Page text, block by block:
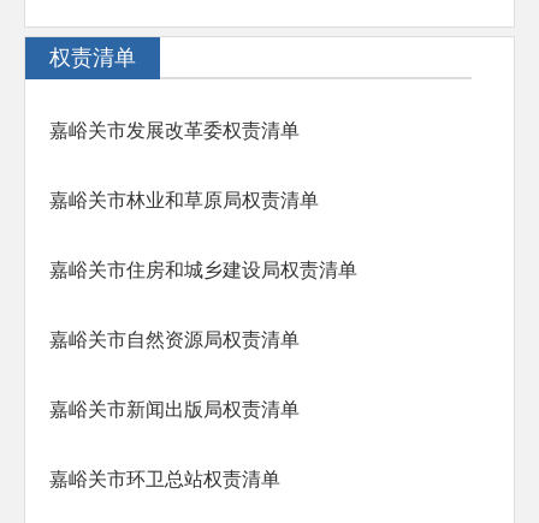
权责清单
嘉峪关市发展改革委权责清单
嘉峪关市林业和草原局权责清单
嘉峪关市住房和城乡建设局权责清单
嘉峪关市自然资源局权责清单
嘉峪关市新闻出版局权责清单
嘉峪关市环卫总站权责清单